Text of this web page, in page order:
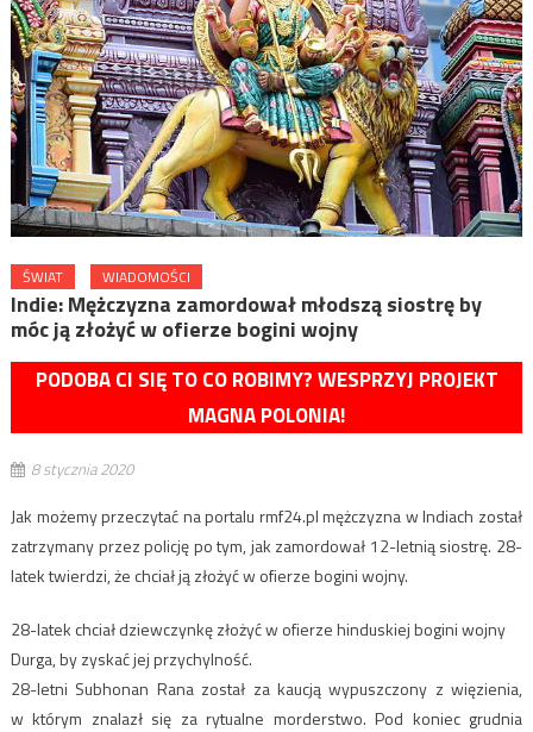
ŚWIAT WIADOMOŚCI
Indie: Mężczyzna zamordował młodszą siostrę by
móc ją złożyć w ofierze bogini wojny
PODOBA CI SIĘ TO CO ROBIMY? WESPRZYJ PROJEKT
MAGNA POLONIA!
8 stycznia 2020
Jak możemy przeczytać na portalu rmf24.pl mężczyzna w Indiach został
zatrzymany przez policję po tym, jak zamordował 12-letnią siostrę. 28-
latek twierdzi, że chciał ją złożyć w ofierze bogini wojny.
28-latek chciał dziewczynkę złożyć w ofierze hinduskiej bogini wojny
Durga, by zyskać jej przychylność.
28-letni Subhonan Rana został za kaucją wypuszczony z więzienia,
w którym znalazł się za rytualne morderstwo. Pod koniec grudnia